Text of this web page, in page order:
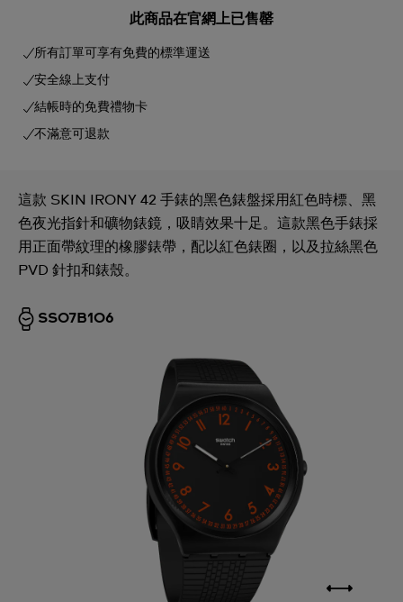
此商品在官網上已售罄
所有訂單可享有免費的標準運送
安全線上支付
結帳時的免費禮物卡
不滿意可退款
這款 SKIN IRONY 42 手錶的黑色錶盤採用紅色時標、黑
色夜光指針和礦物錶鏡，吸睛效果十足。這款黑色手錶採
用正面帶紋理的橡膠錶帶，配以紅色錶圈，以及拉絲黑色
PVD 針扣和錶殼。
SS07B106